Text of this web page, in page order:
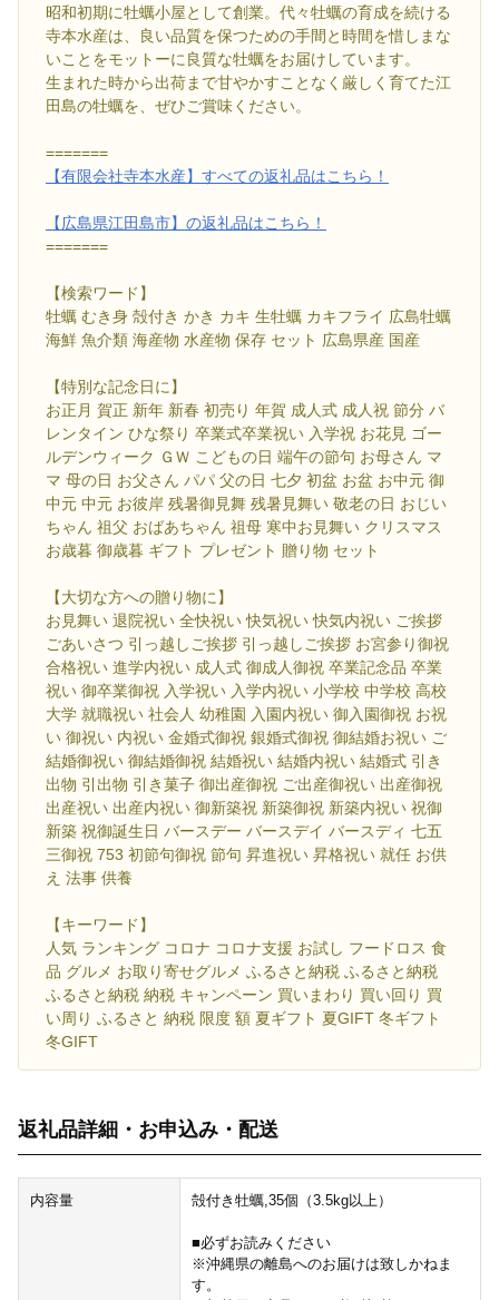
昭和初期に牡蠣小屋として創業。代々牡蠣の育成を続ける
寺本水産は、良い品質を保つための手間と時間を惜しまな
いことをモットーに良質な牡蠣をお届けしています。
生まれた時から出荷まで甘やかすことなく厳しく育てた江
田島の牡蠣を、ぜひご賞味ください。
=======
【有限会社寺本水産】すべての返礼品はこちら！
【広島県江田島市】の返礼品はこちら！
=======
【検索ワード】
牡蠣 むき身 殻付き かき カキ 生牡蠣 カキフライ 広島牡蠣
海鮮 魚介類 海産物 水産物 保存 セット 広島県産 国産
【特別な記念日に】
お正月 賀正 新年 新春 初売り 年賀 成人式 成人祝 節分 バ
レンタイン ひな祭り 卒業式卒業祝い 入学祝 お花見 ゴー
ルデンウィーク ＧＷ こどもの日 端午の節句 お母さん マ
マ 母の日 お父さん パパ 父の日 七夕 初盆 お盆 お中元 御
中元 中元 お彼岸 残暑御見舞 残暑見舞い 敬老の日 おじい
ちゃん 祖父 おばあちゃん 祖母 寒中お見舞い クリスマス
お歳暮 御歳暮 ギフト プレゼント 贈り物 セット
【大切な方への贈り物に】
お見舞い 退院祝い 全快祝い 快気祝い 快気内祝い ご挨拶
ごあいさつ 引っ越しご挨拶 引っ越しご挨拶 お宮参り御祝
合格祝い 進学内祝い 成人式 御成人御祝 卒業記念品 卒業
祝い 御卒業御祝 入学祝い 入学内祝い 小学校 中学校 高校
大学 就職祝い 社会人 幼稚園 入園内祝い 御入園御祝 お祝
い 御祝い 内祝い 金婚式御祝 銀婚式御祝 御結婚お祝い ご
結婚御祝い 御結婚御祝 結婚祝い 結婚内祝い 結婚式 引き
出物 引出物 引き菓子 御出産御祝 ご出産御祝い 出産御祝
出産祝い 出産内祝い 御新築祝 新築御祝 新築内祝い 祝御
新築 祝御誕生日 バースデー バースデイ バースディ 七五
三御祝 753 初節句御祝 節句 昇進祝い 昇格祝い 就任 お供
え 法事 供養
【キーワード】
人気 ランキング コロナ コロナ支援 お試し フードロス 食
品 グルメ お取り寄せグルメ ふるさと納税 ふるさと納税
ふるさと納税 納税 キャンペーン 買いまわり 買い回り 買
い周り ふるさと 納税 限度 額 夏ギフト 夏GIFT 冬ギフト
冬GIFT
返礼品詳細・お申込み・配送
内容量 殻付き牡蠣,35個（3.5kg以上）
■必ずお読みください
※沖縄県の離島へのお届けは致しかねま
す。